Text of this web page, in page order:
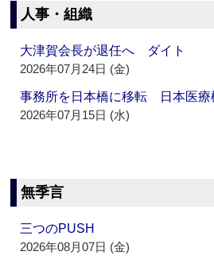
人事・組織
大津賀会長が退任へ ダイト
2026年07月24日 (金)
事務所を日本橋に移転 日本医療
2026年07月15日 (水)
無季言
三つのPUSH
2026年08月07日 (金)